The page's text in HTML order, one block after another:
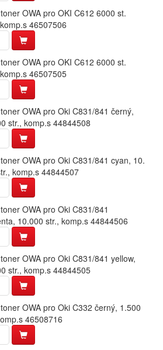
OWA pro OKI C612 6000 st.​
46507506
OWA pro OKI C612 6000 st.​
46507505
OWA pro Oki C831/​841 černý,​
str.​,​ komp.​s 44844508
OWA pro Oki C831/​841 cyan,​ 10.​
komp.​s 44844507
OWA pro Oki C831/​841
10.​000 str.​,​ komp.​s 44844506
OWA pro Oki C831/​841 yellow,​
str.​,​ komp.​s 44844505
OWA pro Oki C332 černý,​ 1.​500
46508716